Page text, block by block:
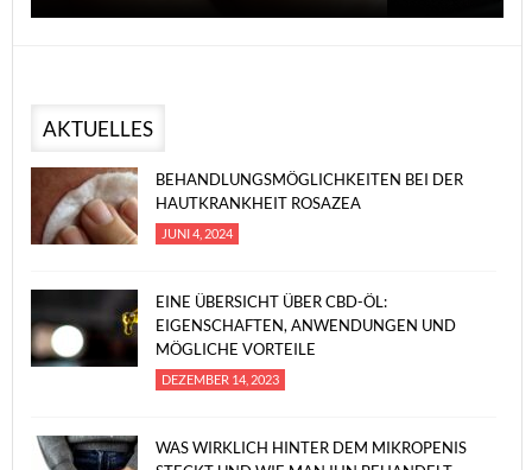
AKTUELLES
BEHANDLUNGSMÖGLICHKEITEN BEI DER
HAUTKRANKHEIT ROSAZEA
JUNI 4, 2024
EINE ÜBERSICHT ÜBER CBD-ÖL:
EIGENSCHAFTEN, ANWENDUNGEN UND
MÖGLICHE VORTEILE
DEZEMBER 14, 2023
WAS WIRKLICH HINTER DEM MIKROPENIS